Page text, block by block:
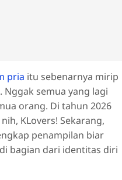
pria itu sebenarnya mirip
semua yang lagi
orang. Di tahun 2026
KLovers! Sekarang,
penampilan biar
bagian dari identitas diri